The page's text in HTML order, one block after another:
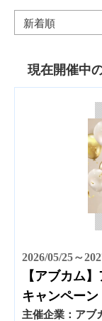
現在開催中
2026/05/25～
【アブカム
キャンペーン
主催企業： アブ